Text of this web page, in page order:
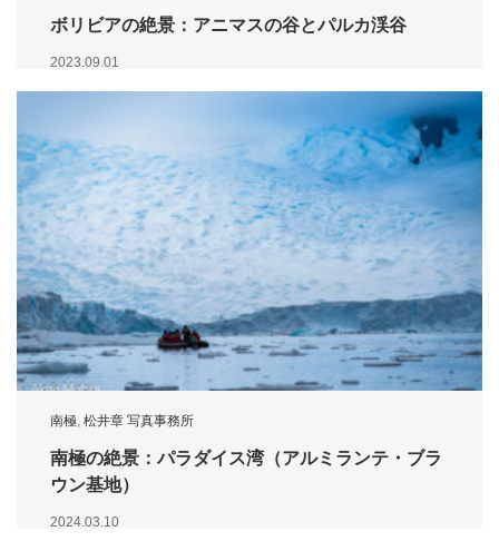
ボリビアの絶景：アニマスの谷とパルカ渓谷
2023.09.01
南極, 松井章 写真事務所
南極の絶景：パラダイス湾（アルミランテ・ブラ
ウン基地）
2024.03.10